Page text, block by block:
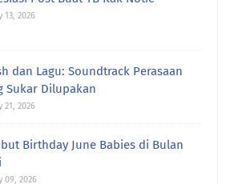
13, 2026
dan Lagu: Soundtrack Perasaan
Sukar Dilupakan
21, 2026
Birthday June Babies di Bulan
09, 2026